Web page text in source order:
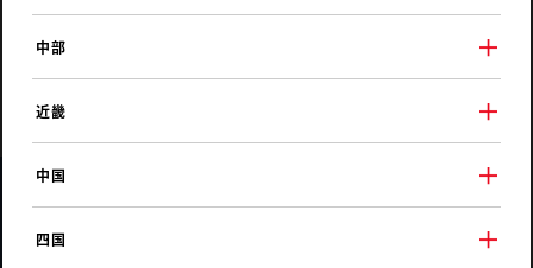
中部
近畿
中国
四国
宮城トヨタ
ＭＴＧ苦竹